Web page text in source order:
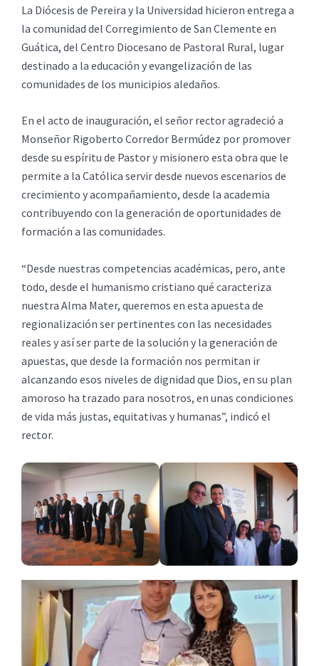
La Diócesis de Pereira y la Universidad hicieron entrega a
la comunidad del Corregimiento de San Clemente en
Guática, del Centro Diocesano de Pastoral Rural, lugar
destinado a la educación y evangelización de las
comunidades de los municipios aledaños.
En el acto de inauguración, el señor rector agradeció a
Monseñor Rigoberto Corredor Bermúdez por promover
desde su espíritu de Pastor y misionero esta obra que le
permite a la Católica servir desde nuevos escenarios de
crecimiento y acompañamiento, desde la academia
contribuyendo con la generación de oportunidades de
formación a las comunidades.
“Desde nuestras competencias académicas, pero, ante
todo, desde el humanismo cristiano qué caracteriza
nuestra Alma Mater, queremos en esta apuesta de
regionalización ser pertinentes con las necesidades
reales y así ser parte de la solución y la generación de
apuestas, que desde la formación nos permitan ir
alcanzando esos niveles de dignidad que Dios, en su plan
amoroso ha trazado para nosotros, en unas condiciones
de vida más justas, equitativas y humanas”, indicó el
rector.